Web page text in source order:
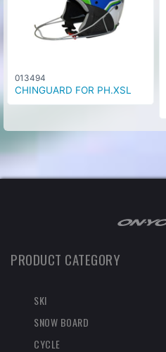
013494
CHINGUARD FOR PH.XSL
PRODUCT CATEGORY
SKI
SNOW BOARD
CYCLE